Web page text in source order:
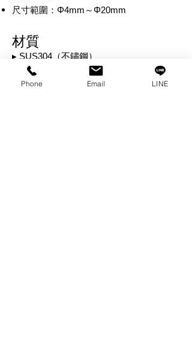
尺寸範圍：Φ4mm～Φ20mm
材質
▸ SUS304（不鏽鋼）
具備優異抗腐蝕性能，可用於船舶、戶外
與高濕度環境，保持長期穩定與光潔外觀
Phone Email LINE